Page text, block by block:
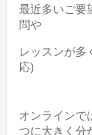
最近多いご要
問や
レッスンが多
応)
オンラインで
つに大きく分